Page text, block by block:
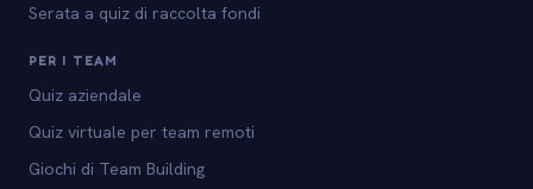
Serata a quiz di raccolta fondi
PER I TEAM
Quiz aziendale
Quiz virtuale per team remoti
Giochi di Team Building